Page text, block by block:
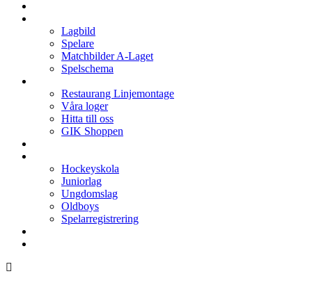
Lagbild
Spelare
Matchbilder A-Laget
Spelschema
Restaurang Linjemontage
Våra loger
Hitta till oss
GIK Shoppen
Hockeyskola
Juniorlag
Ungdomslag
Oldboys
Spelarregistrering